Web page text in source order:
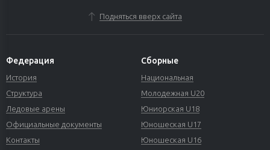
Подняться вверх сайта
Федерация
История
Структура
Ледовые арены
Официальные документы
Контакты
Сборные
Национальная
Молодежная U20
Юниорская U18
Юношеская U17
Юношеская U16